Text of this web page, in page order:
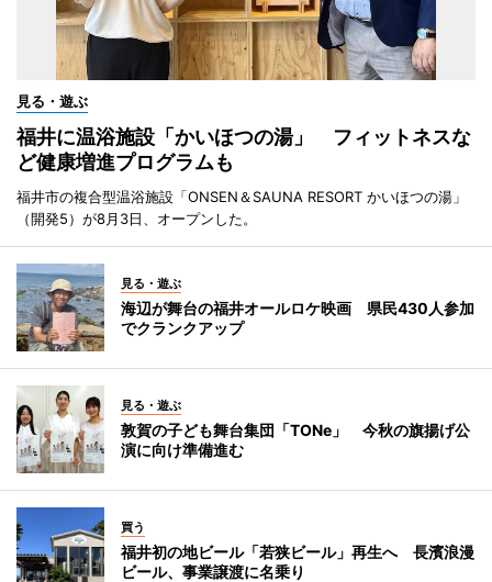
見る・遊ぶ
福井に温浴施設「かいほつの湯」 フィットネスな
ど健康増進プログラムも
福井市の複合型温浴施設「ONSEN＆SAUNA RESORT かいほつの湯」
（開発5）が8月3日、オープンした。
見る・遊ぶ
海辺が舞台の福井オールロケ映画 県民430人参加
でクランクアップ
見る・遊ぶ
敦賀の子ども舞台集団「TONe」 今秋の旗揚げ公
演に向け準備進む
買う
福井初の地ビール「若狭ビール」再生へ 長濱浪漫
ビール、事業譲渡に名乗り